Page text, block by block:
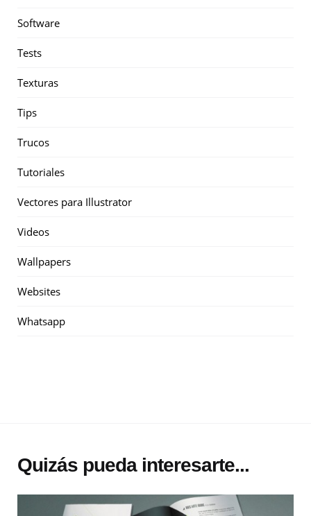
Software
Tests
Texturas
Tips
Trucos
Tutoriales
Vectores para Illustrator
Videos
Wallpapers
Websites
Whatsapp
Quizás pueda interesarte...